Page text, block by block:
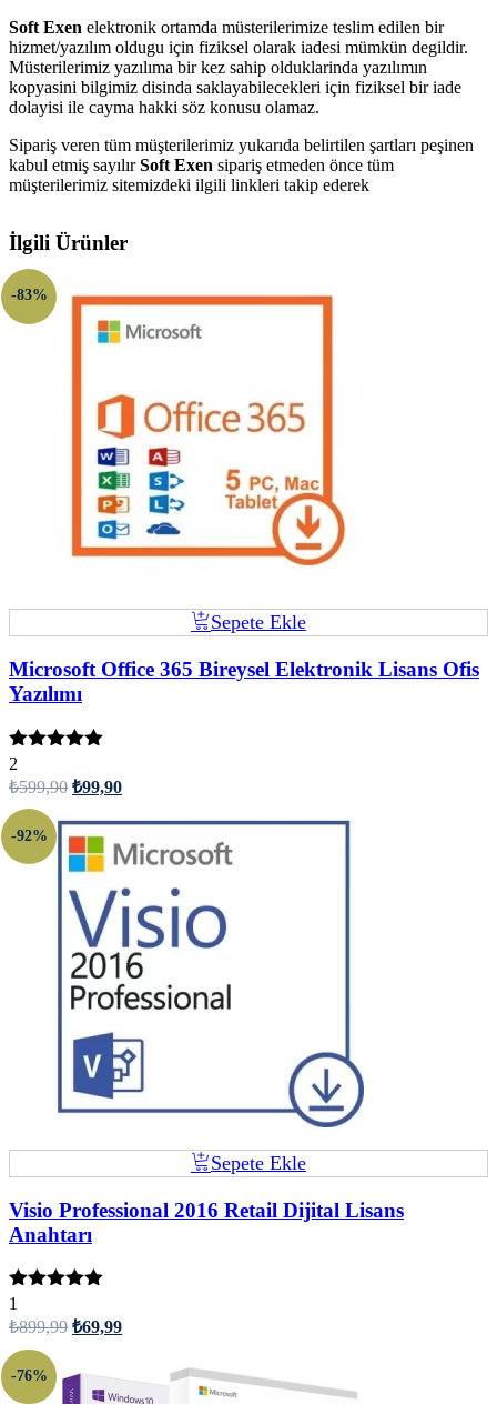
Soft Exen elektronik ortamda müsterilerimize teslim edilen bir
hizmet/yazılım oldugu için fiziksel olarak iadesi mümkün degildir.
Müsterilerimiz yazılıma bir kez sahip olduklarinda yazılımın
kopyasini bilgimiz disinda saklayabilecekleri için fiziksel bir iade
dolayisi ile cayma hakki söz konusu olamaz.
Sipariş veren tüm müşterilerimiz yukarıda belirtilen şartları peşinen
kabul etmiş sayılırSoft Exen sipariş etmeden önce tüm
müşterilerimiz sitemizdeki ilgili linkleri takip ederek
İlgili Ürünler
-83%
Sepete Ekle
Microsoft Office 365 Bireysel Elektronik Lisans Ofis
Yazılımı
5 üzerinden
5.00oy aldı
2
₺599,90 ₺99,90
-92%
Sepete Ekle
Visio Professional 2016 Retail Dijital Lisans
Anahtarı
5 üzerinden
5.00oy aldı
1
₺899,99 ₺69,99
-76%